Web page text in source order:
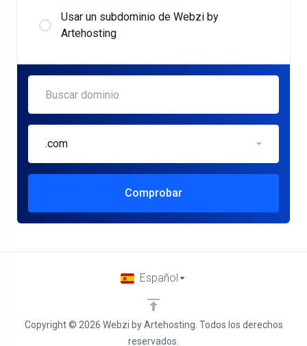
Usar un subdominio de Webzi by
Artehosting
.com
Comprobar
Copyright © 2026 Webzi by Artehosting. Todos los derechos
reservados.
Español